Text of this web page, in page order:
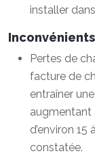
installer
Inconvénients
Pertes de
facture de
entraîner
augmentant
d’environ
constatée.